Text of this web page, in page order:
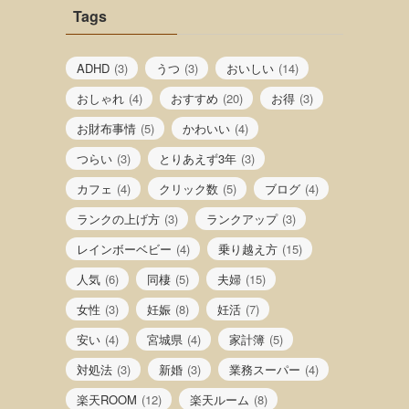
Tags
ADHD (3) うつ (3) おいしい (14)
おしゃれ (4) おすすめ (20) お得 (3)
お財布事情 (5) かわいい (4)
つらい (3) とりあえず3年 (3)
カフェ (4) クリック数 (5) ブログ (4)
ランクの上げ方 (3) ランクアップ (3)
レインボーベビー (4) 乗り越え方 (15)
人気 (6) 同棲 (5) 夫婦 (15)
女性 (3) 妊娠 (8) 妊活 (7)
安い (4) 宮城県 (4) 家計簿 (5)
対処法 (3) 新婚 (3) 業務スーパー (4)
楽天ROOM (12) 楽天ルーム (8)